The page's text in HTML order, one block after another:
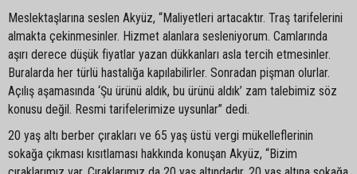
Meslektaşlarına seslen Akyüz, “Maliyetleri artacaktır. Traş tarifelerini
almakta çekinmesinler. Hizmet alanlara sesleniyorum. Camlarında
aşırı derece düşük fiyatlar yazan dükkanları asla tercih etmesinler.
Buralarda her türlü hastalığa kapılabilirler. Sonradan pişman olurlar.
Açılış aşamasında ‘Şu ürünü aldık, bu ürünü aldık’ zam talebimiz söz
konusu değil. Resmi tarifelerimize uysunlar” dedi.
20 yaş altı berber çırakları ve 65 yaş üstü vergi mükelleflerinin
sokağa çıkması kısıtlaması hakkında konuşan Akyüz, “Bizim